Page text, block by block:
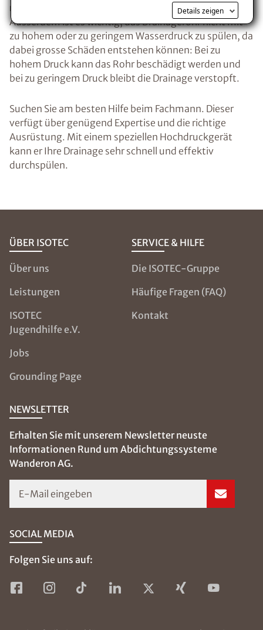
Details zeigen
reinigen, da dazu eine Fachausrüstung benötigt wird.
Ausserdem ist es wichtig, das Drainagerohr nicht mit
zu hohem oder zu geringem Wasserdruck zu spülen, da
dabei grosse Schäden entstehen können: Bei zu
hohem Druck kann das Rohr beschädigt werden und
bei zu geringem Druck bleibt die Drainage verstopft.
Suchen Sie am besten Hilfe beim Fachmann. Dieser
verfügt über genügend Expertise und die richtige
Ausrüstung. Mit einem speziellen Hochdruckgerät
kann er Ihre Drainage sehr schnell und effektiv
durchspülen.
ÜBER ISOTEC
Über uns
Leistungen
ISOTEC
Jugendhilfe e.V.
Jobs
Grounding Page
SERVICE & HILFE
Die ISOTEC-Gruppe
Häufige Fragen (FAQ)
Kontakt
NEWSLETTER
Erhalten Sie mit unserem Newsletter neuste
Informationen Rund um Abdichtungssysteme
Wanderon AG.
E-Mail eingeben
SOCIAL MEDIA
Folgen Sie uns auf: